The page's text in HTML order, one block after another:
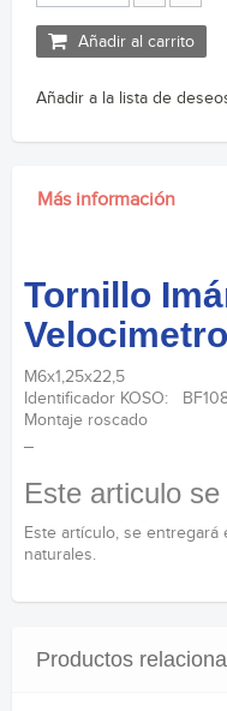
Añadir al carrito
Añadir a la lista de
Más información
Tornillo
M6x1,25x22,5
Identificador KOSO:
Montaje roscado
Este articulo
Este artículo, se entregará
naturales.
Productos